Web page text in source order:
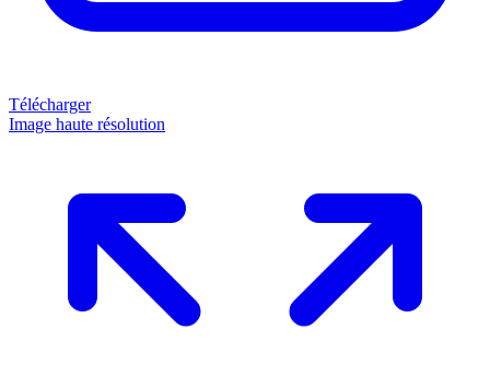
Télécharger
Image haute résolution